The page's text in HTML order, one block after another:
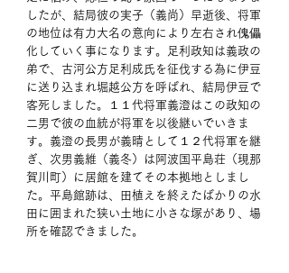
したが、結局彼の実子（義尚）早逝後、将軍
の地位は有力大名の意向により左右され傀儡
化していく事になります。足利政知は義政の
弟で、古河公方足利成氏を征伐する為に伊豆
に送り込まれ堀越公方を呼ばれ、結局伊豆で
客死しました。１１代将軍義澄はこの政知の
二男で彼の血統が将軍を以後継いでいきま
す。義澄の長男が義晴として１２代将軍を継
ぎ、次男義維（義冬）は阿波国平島荘（現那
賀川町）に居館を建てその本拠地としまし
た。平島館跡は、田植えを終えたばかりの水
田に囲まれた狭い土地に小さな塚があり、場
所を確認できました。